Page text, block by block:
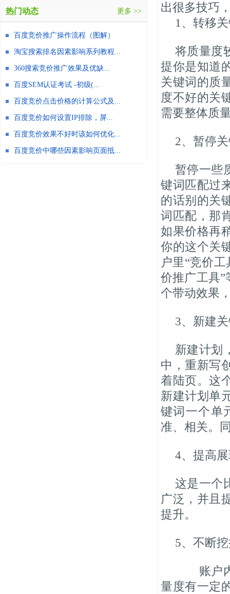
出很多技巧
1、转移
将质量度
提你是知道
关键词的质
度不好的关
需要整体质
2、暂停
暂停一些
键词匹配过
的话别的关
词匹配，那
如果价格再
你的这个关
户里“竞价
价推广工具
个带动效果
3、新建
新建计划
中，重新写
着陆页。这
新建计划单
键词一个单
准、相关。
4、提高
这是一个
广泛，并且
提升。
5、不断
账户内
量度有一定
热门动态 更多 >>
百度竞价推广操作流程（图解）
淘宝搜索排名因素影响系列教程...
360搜索竞价推广效果及优缺...
百度SEM认证考试 -初级(...
百度竞价点击价格的计算公式及...
百度竞价如何设置IP排除，屏...
百度竞价效果不好时该如何优化...
百度竞价中哪些因素影响页面抵...